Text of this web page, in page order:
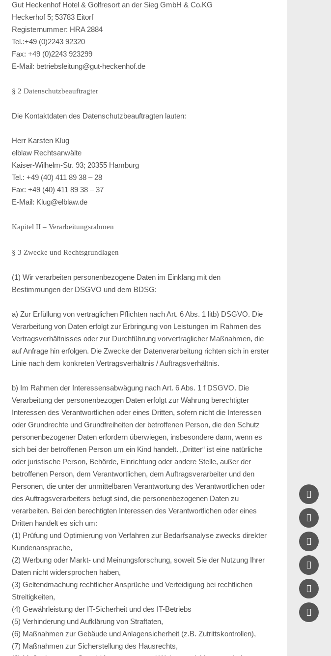
Gut Heckenhof Hotel & Golfresort an der Sieg GmbH & Co.KG
Heckerhof 5; 53783 Eitorf
Registernummer: HRA 2884
Tel.:+49 (0)2243 92320
Fax: +49 (0)2243 923299
E-Mail: betriebsleitung@gut-heckenhof.de
§ 2 Datenschutzbeauftragter
Die Kontaktdaten des Datenschutzbeauftragten lauten:
Herr Karsten Klug
elblaw Rechtsanwälte
Kaiser-Wilhelm-Str. 93; 20355 Hamburg
Tel.: +49 (40) 411 89 38 – 28
Fax: +49 (40) 411 89 38 – 37
E-Mail: Klug@elblaw.de
Kapitel II – Verarbeitungsrahmen
§ 3 Zwecke und Rechtsgrundlagen
(1) Wir verarbeiten personenbezogene Daten im Einklang mit den
Bestimmungen der DSGVO und dem BDSG:
a) Zur Erfüllung von vertraglichen Pflichten nach Art. 6 Abs. 1 litb) DSGVO. Die
Verarbeitung von Daten erfolgt zur Erbringung von Leistungen im Rahmen des
Vertragsverhältnisses oder zur Durchführung vorvertraglicher Maßnahmen, die
auf Anfrage hin erfolgen. Die Zwecke der Datenverarbeitung richten sich in erster
Linie nach dem konkreten Vertragsverhältnis / Auftragsverhältnis.
b) Im Rahmen der Interessensabwägung nach Art. 6 Abs. 1 f DSGVO. Die
Verarbeitung der personenbezogen Daten erfolgt zur Wahrung berechtigter
Interessen des Verantwortlichen oder eines Dritten, sofern nicht die Interessen
oder Grundrechte und Grundfreiheiten der betroffenen Person, die den Schutz
personenbezogener Daten erfordern überwiegen, insbesondere dann, wenn es
sich bei der betroffenen Person um ein Kind handelt. „Dritter“ ist eine natürliche
oder juristische Person, Behörde, Einrichtung oder andere Stelle, außer der
betroffenen Person, dem Verantwortlichen, dem Auftragsverarbeiter und den
Personen, die unter der unmittelbaren Verantwortung des Verantwortlichen oder
des Auftragsverarbeiters befugt sind, die personenbezogenen Daten zu
verarbeiten. Bei den berechtigten Interessen des Verantwortlichen oder eines
Dritten handelt es sich um:
(1) Prüfung und Optimierung von Verfahren zur Bedarfsanalyse zwecks direkter
Kundenansprache,
(2) Werbung oder Markt- und Meinungsforschung, soweit Sie der Nutzung Ihrer
Daten nicht widersprochen haben,
(3) Geltendmachung rechtlicher Ansprüche und Verteidigung bei rechtlichen
Streitigkeiten,
(4) Gewährleistung der IT-Sicherheit und des IT-Betriebs
(5) Verhinderung und Aufklärung von Straftaten,
(6) Maßnahmen zur Gebäude und Anlagensicherheit (z.B. Zutrittskontrollen),
(7) Maßnahmen zur Sicherstellung des Hausrechts,





